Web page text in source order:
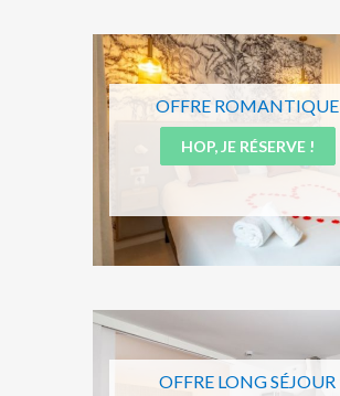
OFFRE ROMANTIQUE
HOP, JE RÉSERVE !
OFFRE LONG SÉJOUR